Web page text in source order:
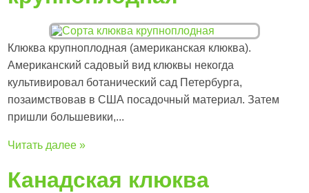
Клюква крупноплодная (американская клюква).
Американский садовый вид клюквы некогда
культивировал ботанический сад Петербурга,
позаимствовав в США посадочный материал. Затем
пришли большевики,...
Читать далее »
Канадская клюква